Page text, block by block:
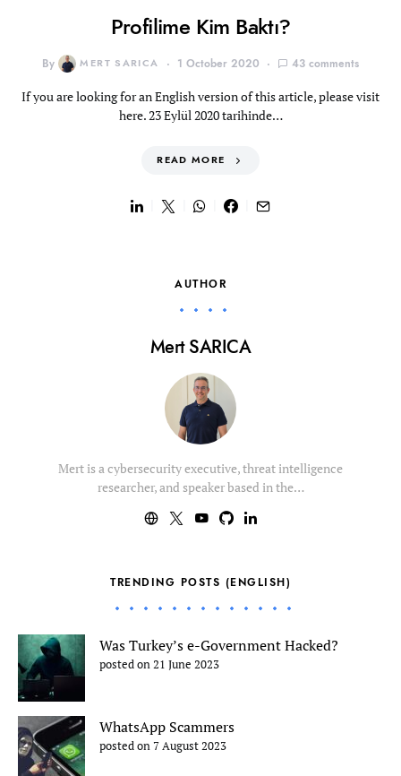
Profilime Kim Baktı?
By MERT SARICA 1 October 2020 43 comments
If you are looking for an English version of this article, please visit
here. 23 Eylül 2020 tarihinde…
READ MORE
AUTHOR
Mert SARICA
Mert is a cybersecurity executive, threat intelligence
researcher, and speaker based in the…
TRENDING POSTS (ENGLISH)
Was Turkey’s e-Government Hacked?
posted on 21 June 2023
WhatsApp Scammers
posted on 7 August 2023